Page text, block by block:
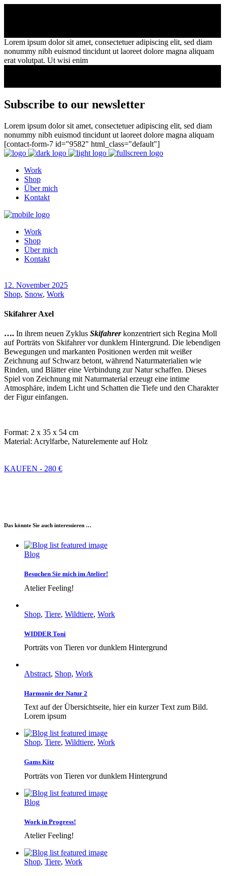
Lorem ipsum dolor sit amet, consectetuer adipiscing elit, sed diam
nonummy nibh euismod tincidunt ut laoreet dolore magna aliquam
erat volutpat. Ut wisi enim
Subscribe to our newsletter
Lorem ipsum dolor sit amet, consectetuer adipiscing elit, sed diam
nonummy nibh euismod tincidunt ut laoreet dolore magna aliquam
[contact-form-7 id="9582" html_class="default"]
Work
Shop
Über mich
Kontakt
Work
Shop
Über mich
Kontakt
12. November 2025
Shop, Snow, Work
Skifahrer Axel
…. In ihrem neuen Zyklus Skifahrerkonzentriert sich Regina Moll
auf Porträts von Skifahrer vor dunklem Hintergrund. Die lebendigen
Bewegungen und markanten Positionen werden mit weißer
Zeichnung auf Schwarz betont, während Naturmaterialien wie
Rinden, und Blätter eine Verbindung zur Natur schaffen. Dieses
Spiel von Zeichnung mit Naturmaterial erzeugt eine intime
Atmosphäre, indem Licht und Schatten die Tiefe und den Charakter
der Figur einfangen.
Format: 2 x 35 x 54 cm
Material: Acrylfarbe, Naturelemente auf Holz
KAUFEN - 280 €
Das könnte Sie auch interessieren …
Blog
Besuchen Sie mich im Atelier!
Atelier Feeling!
Shop, Tiere, Wildtiere, Work
WIDDER Toni
Porträts von Tieren vor dunklem Hintergrund
Abstract, Shop, Work
Harmonie der Natur 2
Text auf der Übersichtseite, hier ein kurzer Text zum Bild.
Lorem ipsum
Shop, Tiere, Wildtiere, Work
Gams Kitz
Porträts von Tieren vor dunklem Hintergrund
Blog
Work in Progress!
Atelier Feeling!
Shop, Tiere, Work